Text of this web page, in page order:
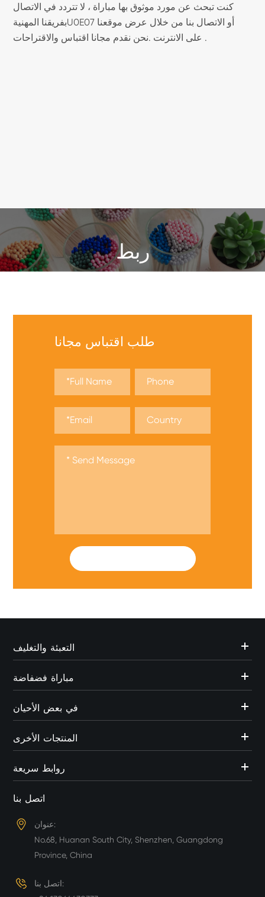
كنت تبحث عن مورد موثوق بها مباراة ، لا تتردد في الاتصال
بفريقنا المهنيةU0E07 أو الاتصال بنا من خلال عرض موقعنا
على الانترنت .نحن نقدم مجانا اقتباس والاقتراحات .
ربط
طلب اقتباس مجانا
التعبئة والتغليف
مباراة فضفاضة
في بعض الأحيان
المنتجات الأخرى
روابط سريعة
اتصل بنا
عنوان:
No.68, Huanan South City, Shenzhen, Guangdong
Province, China
اتصل بنا: